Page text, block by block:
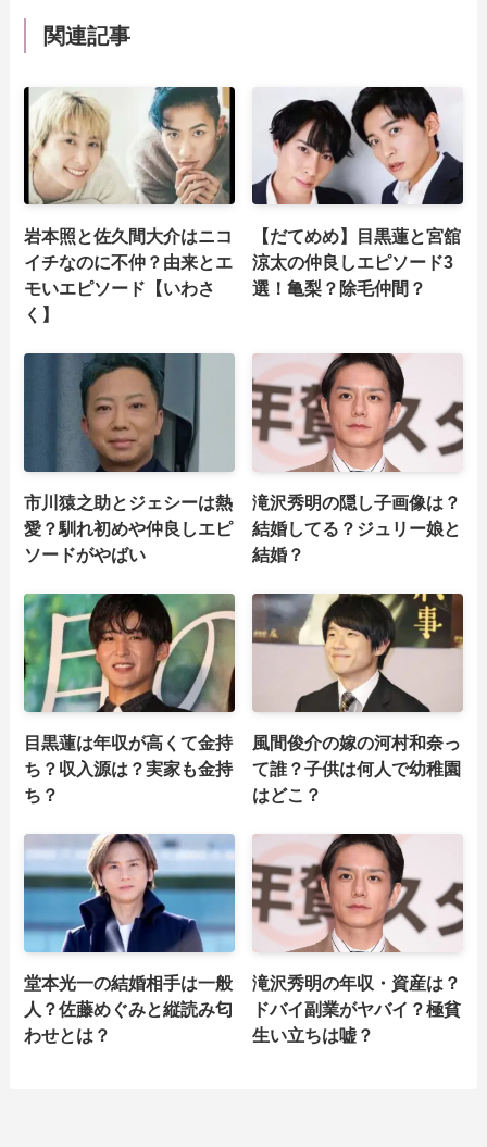
関連記事
岩本照と佐久間大介はニコ
イチなのに不仲？由来とエ
モいエピソード【いわさ
く】
【だてめめ】目黒蓮と宮舘
涼太の仲良しエピソード3
選！亀梨？除毛仲間？
市川猿之助とジェシーは熱
愛？馴れ初めや仲良しエピ
ソードがやばい
滝沢秀明の隠し子画像は？
結婚してる？ジュリー娘と
結婚？
目黒蓮は年収が高くて金持
ち？収入源は？実家も金持
ち？
風間俊介の嫁の河村和奈っ
て誰？子供は何人で幼稚園
はどこ？
堂本光一の結婚相手は一般
人？佐藤めぐみと縦読み匂
わせとは？
滝沢秀明の年収・資産は？
ドバイ副業がヤバイ？極貧
生い立ちは嘘？